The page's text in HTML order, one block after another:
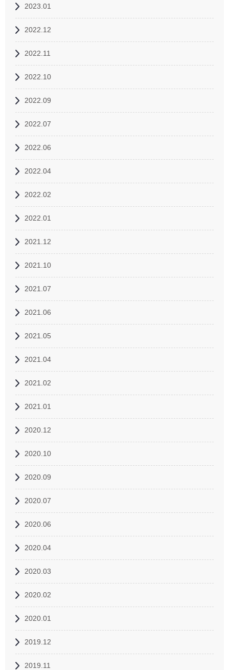
2023.01
2022.12
2022.11
2022.10
2022.09
2022.07
2022.06
2022.04
2022.02
2022.01
2021.12
2021.10
2021.07
2021.06
2021.05
2021.04
2021.02
2021.01
2020.12
2020.10
2020.09
2020.07
2020.06
2020.04
2020.03
2020.02
2020.01
2019.12
2019.11